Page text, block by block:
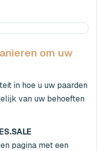
om uw
in hoe u uw paarden
van uw behoeften
pagina met een